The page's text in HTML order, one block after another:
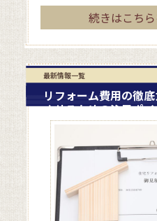
続きはこち
最新情報一覧
リフォーム費用の徹
させるための注目ポ